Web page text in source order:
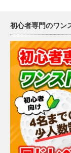
初心者専門のワン